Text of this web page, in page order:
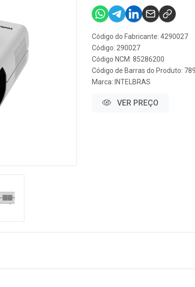
Código do Fabricante: 4290027
Código: 290027
Código NCM: 85286200
Código de Barras do Produto:
Marca: INTELBRAS
VER PREÇO